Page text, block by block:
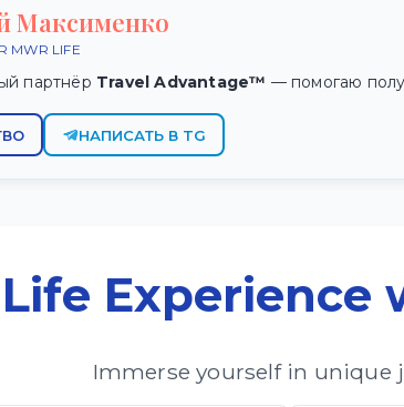
Максименко
MWR LIFE
партнёр Travel Advantage™ — помогаю
НАПИСАТЬ В TG
Life Experience
Immerse yourself in unique